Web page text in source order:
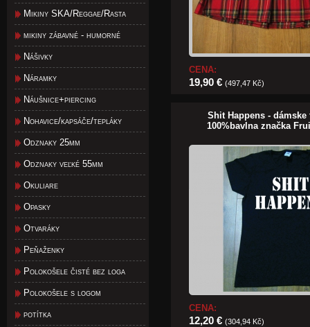
Mikiny SKA/Reggae/Rasta
mikiny zábavné - humorné
Nášivky
Náramky
Náušnice+piercing
Nohavice/kapsáče/tepláky
Odznaky 25mm
Odznaky veľké 55mm
Okuliare
Opasky
Otvaráky
Peňaženky
Polokošele čisté bez loga
Polokošele s logom
potítka
CENA:
19,90 € (497,47 Kč)
Shit Happens -
100%bavlna značka
CENA:
12,20 € (304,94 Kč)